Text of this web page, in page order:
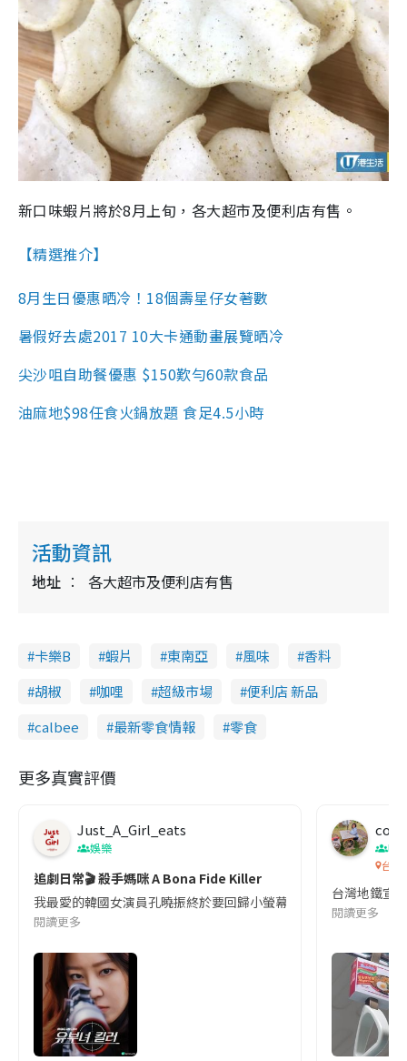
新口味蝦片將於8月上旬，各大超市及便利店有售。
【精選推介】
8月生日優惠晒冷！18個壽星仔女著數
暑假好去處2017 10大卡通動畫展覽晒冷
尖沙咀自助餐優惠 $150歎勻60款食品
油麻地$98任食火鍋放題 食足4.5小時
活動資訊
地址 各大超市及便利店有售
卡樂B 蝦片 東南亞 風味
香料
胡椒
咖哩 超級市場
便利店 新品
calbee
最新零食情報 零食
更多真實評價
Just_A_Girl_eats
娛樂
追劇日常🎬 殺手媽咪 A Bona Fide Killer
我最愛的韓國女演員孔曉振終於要回歸小螢幕啦!這次的劇本改編
閱讀更多
co
吹
台灣
台灣地鐵宣
閱讀更多